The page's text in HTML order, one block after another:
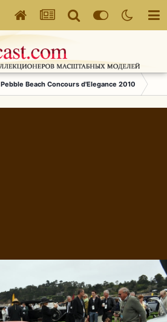
Pebble Beach Concours d'Elegance 2010